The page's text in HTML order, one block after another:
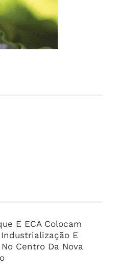
E ECA Colocam
E
Centro Da Nova